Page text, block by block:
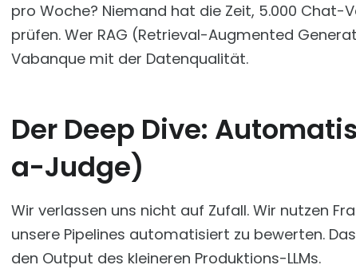
pro Woche? Niemand hat die Zeit, 5.000 Chat-
prüfen. Wer RAG (Retrieval-Augmented
Vabanque mit der Datenqualität.
Der Deep Dive:
a-Judge)
Wir verlassen uns nicht auf Zufall. Wir nutzen
unsere Pipelines automatisiert zu bewerten.
den Output des kleineren Produktions-LLMs.